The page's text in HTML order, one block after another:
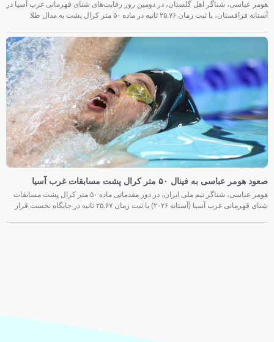
هومر عباسی، شناگر اهل گلستان، در دومین روز رقابت‌های شنای قهرمانی غرب آسیا در
آستانه قزاقستان، با ثبت زمان ۲۵.۷۶ ثانیه در ماده ۵۰ متر کرال پشت به مدال طلا
صعود هومر عباسی به فینال ۵۰ متر کرال پشت مسابقات غرب آسیا
هومر عباسی، شناگر تیم ملی ایران، در دور مقدماتی ماده ۵۰ متر کرال پشت مسابقات
شنای قهرمانی غرب آسیا (آستانه ۲۰۲۶) با ثبت زمان ۲۵.۶۷ ثانیه در جایگاه نخست قرار